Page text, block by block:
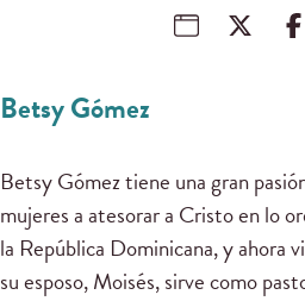
Betsy Gómez
Betsy Gómez tiene una gran
mujeres a atesorar a Cristo en lo
la República Dominicana, y ahora
su esposo, Moisés, sirve como